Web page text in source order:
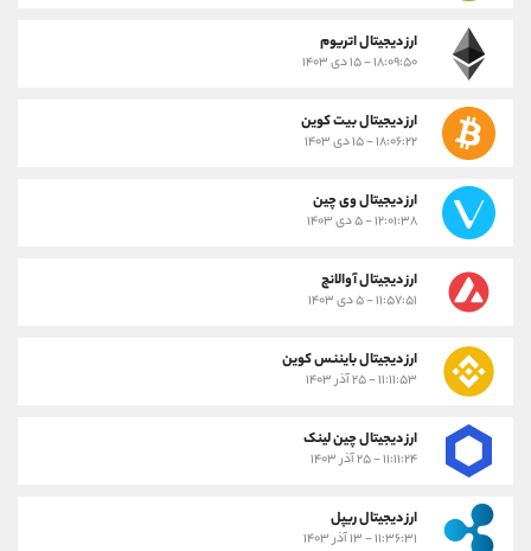
ارز دیجیتال اتریوم
۱۸:۰۹:۵۰ - ۱۵ دی ۱۴۰۳
ارز دیجیتال بیت کوین
۱۸:۰۶:۲۲ - ۱۵ دی ۱۴۰۳
ارز دیجیتال وی چین
۱۲:۰۱:۳۸ - ۵ دی ۱۴۰۳
ارز دیجیتال آوالانچ
۱۱:۵۷:۵۱ - ۵ دی ۱۴۰۳
ارز دیجیتال بایننس کوین
۱۱:۱۱:۵۳ - ۲۵ آذر ۱۴۰۳
ارز دیجیتال چین لینک
۱۱:۱۱:۲۴ - ۲۵ آذر ۱۴۰۳
ارز دیجیتال ریپل
۱۱:۳۶:۳۱ - ۱۳ آذر ۱۴۰۳